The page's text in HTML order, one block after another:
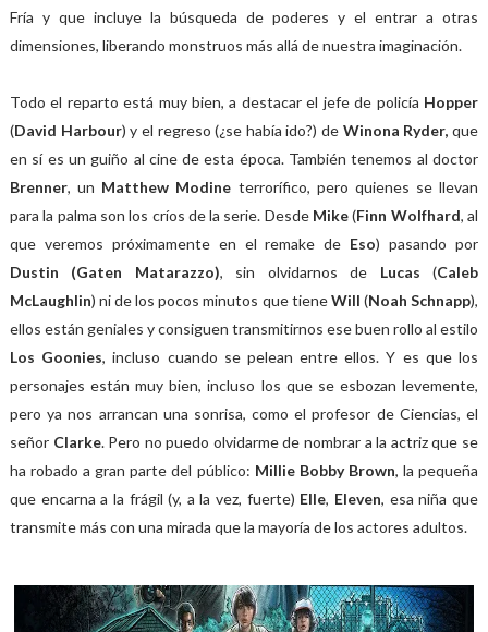
Fría y que incluye la búsqueda de poderes y el entrar a otras
dimensiones, liberando monstruos más allá de nuestra imaginación.
Todo el reparto está muy bien, a destacar el jefe de policía Hopper
(David Harbour) y el regreso (¿se había ido?) de Winona Ryder, que
en sí es un guiño al cine de esta época. También tenemos al doctor
Brenner, un Matthew Modine terrorífico, pero quienes se llevan
para la palma son los críos de la serie. Desde Mike(Finn Wolfhard, al
que veremos próximamente en el remake de Eso) pasando por
Dustin (Gaten Matarazzo), sin olvidarnos de Lucas (Caleb
McLaughlin) ni de los pocos minutos que tieneWill (Noah Schnapp),
ellos están geniales y consiguen transmitirnos ese buen rollo al estilo
Los Goonies, incluso cuando se pelean entre ellos. Y es que los
personajes están muy bien, incluso los que se esbozan levemente,
pero ya nos arrancan una sonrisa, como el profesor de Ciencias, el
señor Clarke. Pero no puedo olvidarme de nombrar a la actriz que se
ha robado a gran parte del público: Millie Bobby Brown, la pequeña
que encarna a la frágil (y, a la vez, fuerte) Elle, Eleven, esa niña que
transmite más con una mirada que la mayoría de los actores adultos.